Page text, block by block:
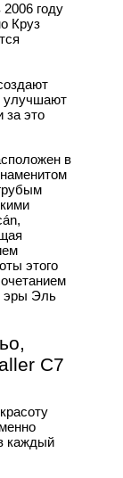
году
Круз
улучшают
за это
в
этого
эры Эль
C7
каждый